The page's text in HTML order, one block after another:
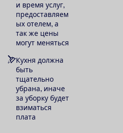
и время услуг,
предоставляем
ых отелем, а
так же цены
могут меняться
Кухня должна
быть
тщательно
убрана, иначе
за уборку будет
взиматься
плата